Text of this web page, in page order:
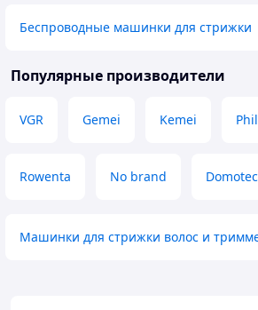
Беспроводные машинки для стрижки
Популярные производители
VGR Gemei Kemei
Rowenta No brand Domotec
Машинки для стрижки волос и